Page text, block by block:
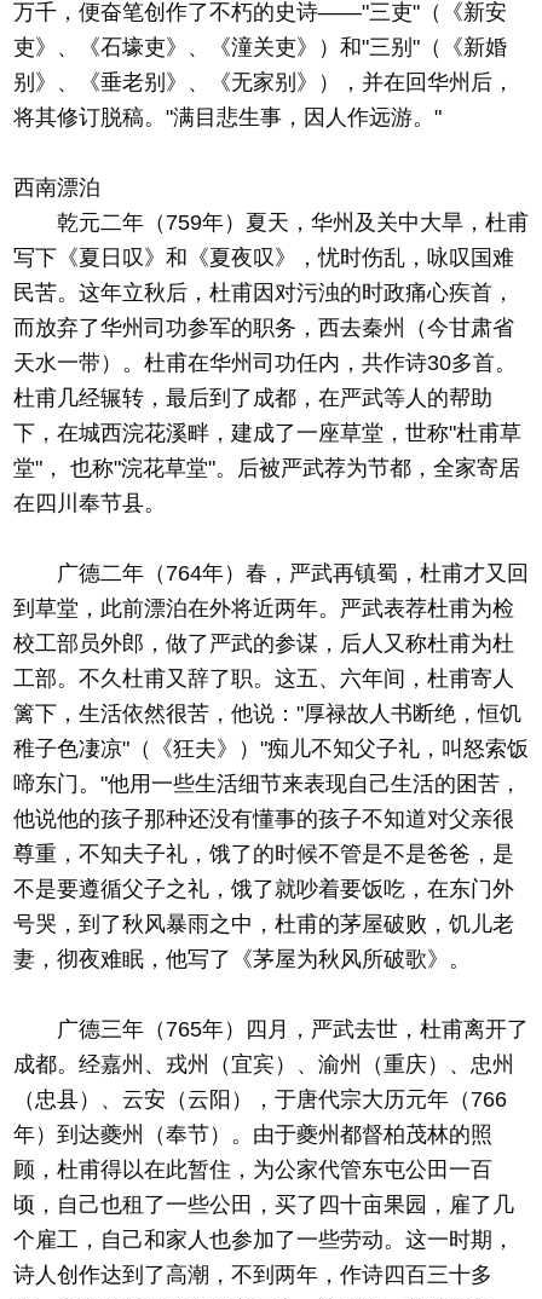
万千，便奋笔创作了不朽的史诗——"三吏"（《新安
吏》、《石壕吏》、《潼关吏》）和"三别"（《新婚
别》、《垂老别》、《无家别》），并在回华州后，
将其修订脱稿。"满目悲生事，因人作远游。"
西南漂泊
乾元二年（759年）夏天，华州及关中大旱，杜甫
写下《夏日叹》和《夏夜叹》，忧时伤乱，咏叹国难
民苦。这年立秋后，杜甫因对污浊的时政痛心疾首，
而放弃了华州司功参军的职务，西去秦州（今甘肃省
天水一带）。杜甫在华州司功任内，共作诗30多首。
杜甫几经辗转，最后到了成都，在严武等人的帮助
下，在城西浣花溪畔，建成了一座草堂，世称"杜甫草
堂"， 也称"浣花草堂"。后被严武荐为节都，全家寄居
在四川奉节县。
广德二年（764年）春，严武再镇蜀，杜甫才又回
到草堂，此前漂泊在外将近两年。严武表荐杜甫为检
校工部员外郎，做了严武的参谋，后人又称杜甫为杜
工部。不久杜甫又辞了职。这五、六年间，杜甫寄人
篱下，生活依然很苦，他说："厚禄故人书断绝，恒饥
稚子色凄凉"（《狂夫》）"痴儿不知父子礼，叫怒索饭
啼东门。"他用一些生活细节来表现自己生活的困苦，
他说他的孩子那种还没有懂事的孩子不知道对父亲很
尊重，不知夫子礼，饿了的时候不管是不是爸爸，是
不是要遵循父子之礼，饿了就吵着要饭吃，在东门外
号哭，到了秋风暴雨之中，杜甫的茅屋破败，饥儿老
妻，彻夜难眠，他写了《茅屋为秋风所破歌》。
广德三年（765年）四月，严武去世，杜甫离开了
成都。经嘉州、戎州（宜宾）、渝州（重庆）、忠州
（忠县）、云安（云阳），于唐代宗大历元年（766
年）到达夔州（奉节）。由于夔州都督柏茂林的照
顾，杜甫得以在此暂住，为公家代管东屯公田一百
顷，自己也租了一些公田，买了四十亩果园，雇了几
个雇工，自己和家人也参加了一些劳动。这一时期，
诗人创作达到了高潮，不到两年，作诗四百三十多